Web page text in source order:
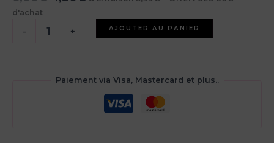
était :
actuel
est :
d'achat
- + AJOUTER AU PANIER
Paiement via Visa, Mastercard et plus..